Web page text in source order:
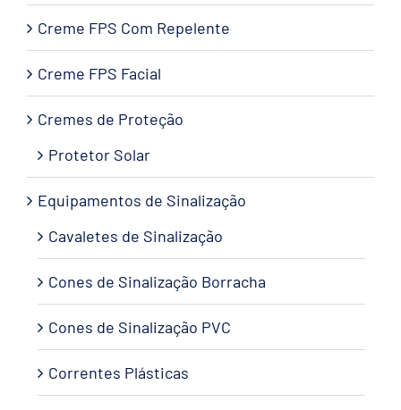
Creme FPS Com Repelente
Creme FPS Facial
Cremes de Proteção
Protetor Solar
Equipamentos de Sinalização
Cavaletes de Sinalização
Cones de Sinalização Borracha
Cones de Sinalização PVC
Correntes Plásticas